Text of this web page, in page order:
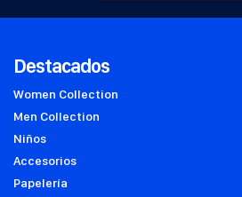
Destacados
Women Collection
Men Collection
Niños
Accesorios
Papelería